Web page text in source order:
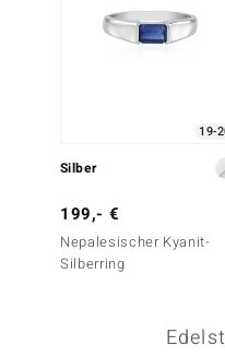
19-
Silber
199,- €
Nepalesischer Kyanit-
Silberring